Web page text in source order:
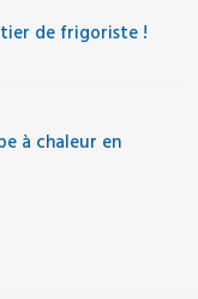
de frigoriste !
à chaleur en